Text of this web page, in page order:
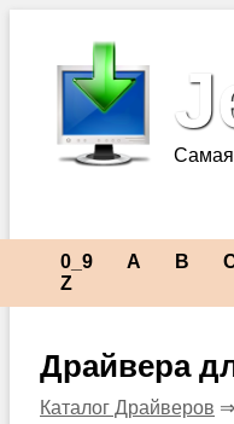
Самая
0_9 A B
Z
Драйвера
Каталог Драйверов ⇒